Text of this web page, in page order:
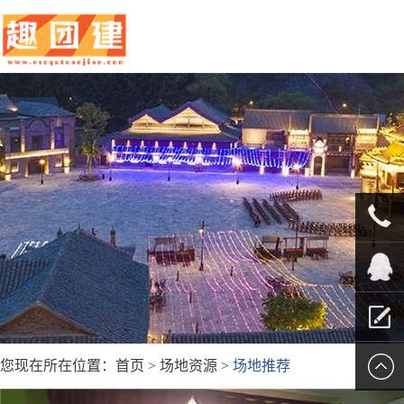
您现在所在位置： 首页 > 场地资源 > 场地推荐
010-
QQ客服
留言报